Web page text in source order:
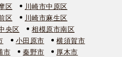
区
川崎市中原区
区
川崎市麻生区
央区
相模原市南区
小田原市
横須賀市
市 秦野市
厚木市